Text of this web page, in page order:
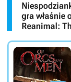
gra właśnie
Reanimal: